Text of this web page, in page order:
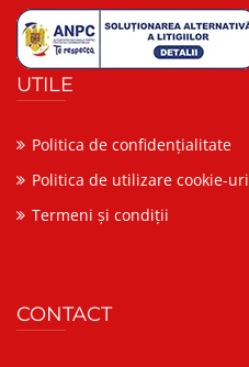
UTILE
Politica de confidențialitate
Politica de utilizare cookie-uri
Termeni și condiții
CONTACT